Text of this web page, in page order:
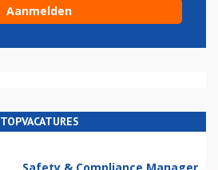
TOPVACATURES